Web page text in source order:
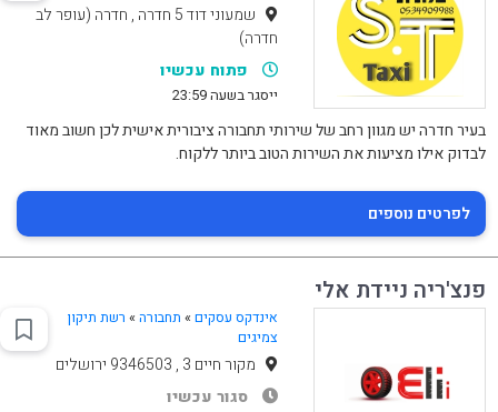
שמעוני דוד 5 חדרה , חדרה (עופר לב
חדרה)
פתוח עכשיו
ייסגר בשעה 23:59
בעיר חדרה יש מגוון רחב של שירותי תחבורה ציבורית אישית לכן חשוב מאוד
לבדוק אילו מציעות את השירות הטוב ביותר ללקוח.
לפרטים נוספים
פנצ'ריה ניידת אלי
אינדקס עסקים » תחבורה» רשת תיקון
צמיגים
מקור חיים 3 , 9346503 ירושלים
סגור עכשיו